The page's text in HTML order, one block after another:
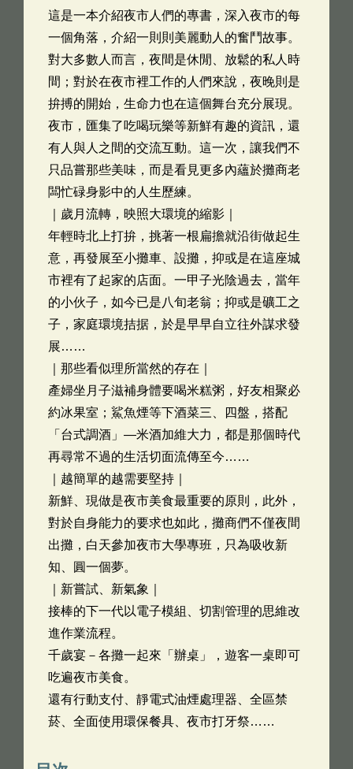
這是一本介紹夜市人們的專書，深入夜市的每
一個角落，介紹一則則美麗動人的奮鬥故事。
對大多數人而言，夜間是休閒、放鬆的私人時
間；對於在夜市裡工作的人們來說，夜晚則是
拚搏的開始，生命力也在這個舞台充分展現。
夜市，匯集了吃喝玩樂等新鮮有趣的資訊，還
有人與人之間的交流互動。這一次，讓我們不
只品嘗那些美味，而是看見更多內蘊於攤商老
闆忙碌身影中的人生歷練。
｜歲月流轉，映照大環境的縮影｜
年輕時北上打拚，挑著一根扁擔就沿街做起生
意，再發展至小攤車、設攤，抑或是在這座城
市裡有了起家的店面。一甲子光陰過去，當年
的小伙子，如今已是八旬老翁；抑或是礦工之
子，家庭環境拮据，於是早早自立往外謀求發
展……
｜那些看似理所當然的存在｜
產婦坐月子滋補身體要喝米糕粥，好友相聚必
約冰果室；鯊魚煙等下酒菜三、四盤，搭配
「台式調酒」—米酒加維大力，都是那個時代
再尋常不過的生活切面流傳至今……
｜越簡單的越需要堅持｜
新鮮、現做是夜市美食最重要的原則，此外，
對於自身能力的要求也如此，攤商們不僅夜間
出攤，白天參加夜市大學專班，只為吸收新
知、圓一個夢。
｜新嘗試、新氣象｜
接棒的下一代以電子模組、切割管理的思維改
進作業流程。
千歲宴－各攤一起來「辦桌」，遊客一桌即可
吃遍夜市美食。
還有行動支付、靜電式油煙處理器、全區禁
菸、全面使用環保餐具、夜市打牙祭……